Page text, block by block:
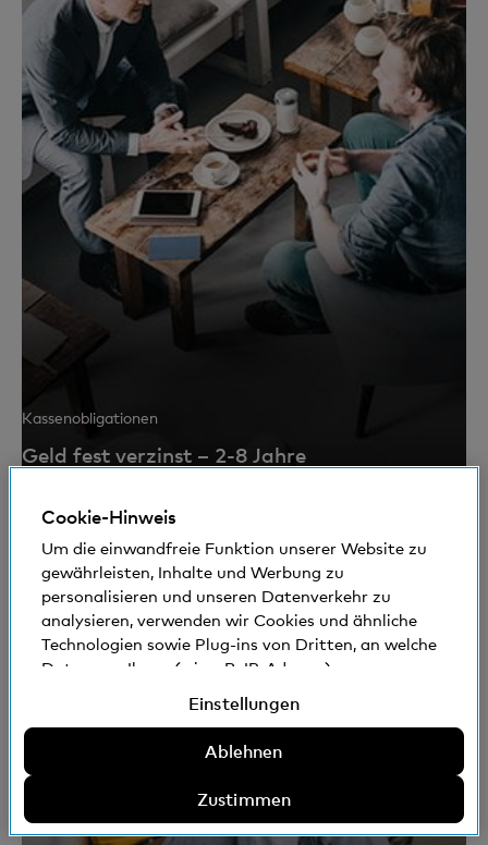
Kassenobligationen
Geld fest verzinst – 2-8 Jahre
Cookie-Hinweis
Um die einwandfreie Funktion unserer Website zu
gewährleisten, Inhalte und Werbung zu
personalisieren und unseren Datenverkehr zu
analysieren, verwenden wir Cookies und ähnliche
Technologien sowie Plug-ins von Dritten, an welche
Daten von Ihnen (wie z.B. IP-Adresse)
werden können. Sie können der Verwendung von
Technologien, Plug-ins von Dritten und der damit
zustimmen, sie ablehnen oder Einstellungen
vornehmen. Weitere Informationen:
Einstellungen
Ablehnen
Zustimmen